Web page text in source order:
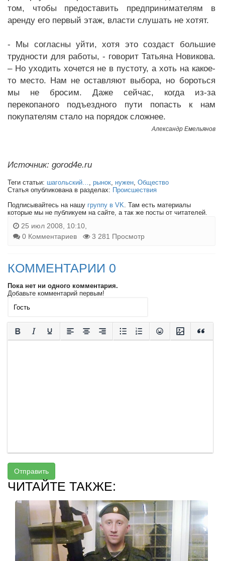
том, чтобы предоставить предпринимателям в
аренду его первый этаж, власти слушать не хотят.
- Мы согласны уйти, хотя это создаст большие
трудности для работы, - говорит Татьяна Новикова.
– Но уходить хочется не в пустоту, а хоть на какое-
то место. Нам не оставляют выбора, но бороться
мы не бросим. Даже сейчас, когда из-за
перекопаного подъездного пути попасть к нам
покупателям стало на порядок сложнее.
Александр Емельянов
Источник: gorod4e.ru
Теги статьи: шагольский…, рынок, нужен, Общество
Статья опубликована в разделах: Происшествия
Подписывайтесь на нашу группу в VK. Там есть материалы
которые мы не публикуем на сайте, а так же посты от читателей.
25 июл 2008, 10:10,
0 Комментариев
3 281 Просмотр
КОММЕНТАРИИ 0
Пока нет ни одного комментария.
Добавьте комментарий первым!
Отправить
ЧИТАЙТЕ ТАКЖЕ: